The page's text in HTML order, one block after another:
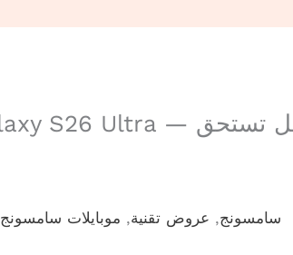
سامسونج, عروض تقنية, موبايلات سامسونج